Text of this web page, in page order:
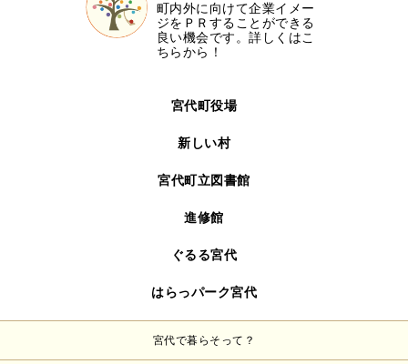
町内外に向けて企業イメー
ジをＰＲすることができる
良い機会です。詳しくはこ
ちらから！
宮代町役場
新しい村
宮代町立図書館
進修館
ぐるる宮代
はらっパーク宮代
宮代で暮らそって？